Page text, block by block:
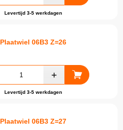
Levertijd 3-5 werkdagen
Plaatwiel 06B3 Z=26
Levertijd 3-5 werkdagen
Plaatwiel 06B3 Z=27